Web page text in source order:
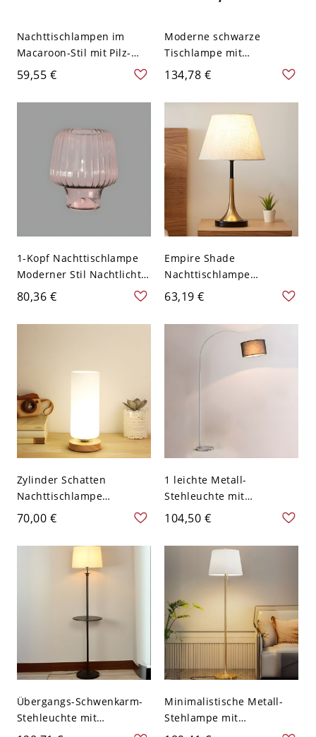
Nachttischlampen im
Macaroon-Stil mit Pilz-
Design und Stoffschirm,
1-Licht - Rot 110V-120V
20,32 cm
59,55 €
Moderne schwarze
Tischlampe mit
Glaslampenschirm für
Wohnzimmer
Schlafzimmer - 110V-120V
Rauchgrau
134,78 €
1-Kopf Nachttischlampe
Moderner Stil Nachtlicht
mit Pilz geripptem
Glasschirm - 110V-120V
mit Stecker Rosa
80,36 €
Empire Shade
Nachttischlampe
Modernismus Stoff
Einzelbett Tischleuchte in
Messing - 110V-120V
Messing 21,59 cm
63,19 €
Zylinder Schatten
Nachttischlampe
Modernes weißes Glas 1
Licht Holz
Schreibtischlampe für
Schlafzimmer
70,00 €
1 leichte Metall-
Stehleuchte mit
zylindrischem
Stofflampenschirm - 110V-
120V Schwarz
104,50 €
Übergangs-Schwenkarm-
Stehleuchte mit
integriertem Ablagetisch
Minimalistische Metall-
Stehlampe mit
Stoffschirm und